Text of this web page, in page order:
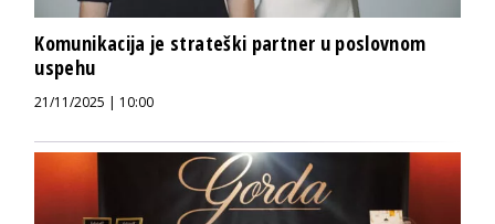
Komunikacija je strateški partner u poslovnom
uspehu
21/11/2025 | 10:00